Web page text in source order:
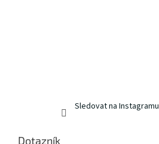
Sledovat na Instagramu
Dotazník